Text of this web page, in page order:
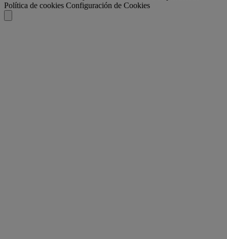
Política de cookies Configuración de Cookies